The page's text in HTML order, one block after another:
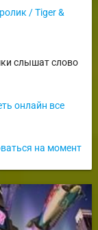
/ Tiger &
слышат слово
онлайн все
на момент